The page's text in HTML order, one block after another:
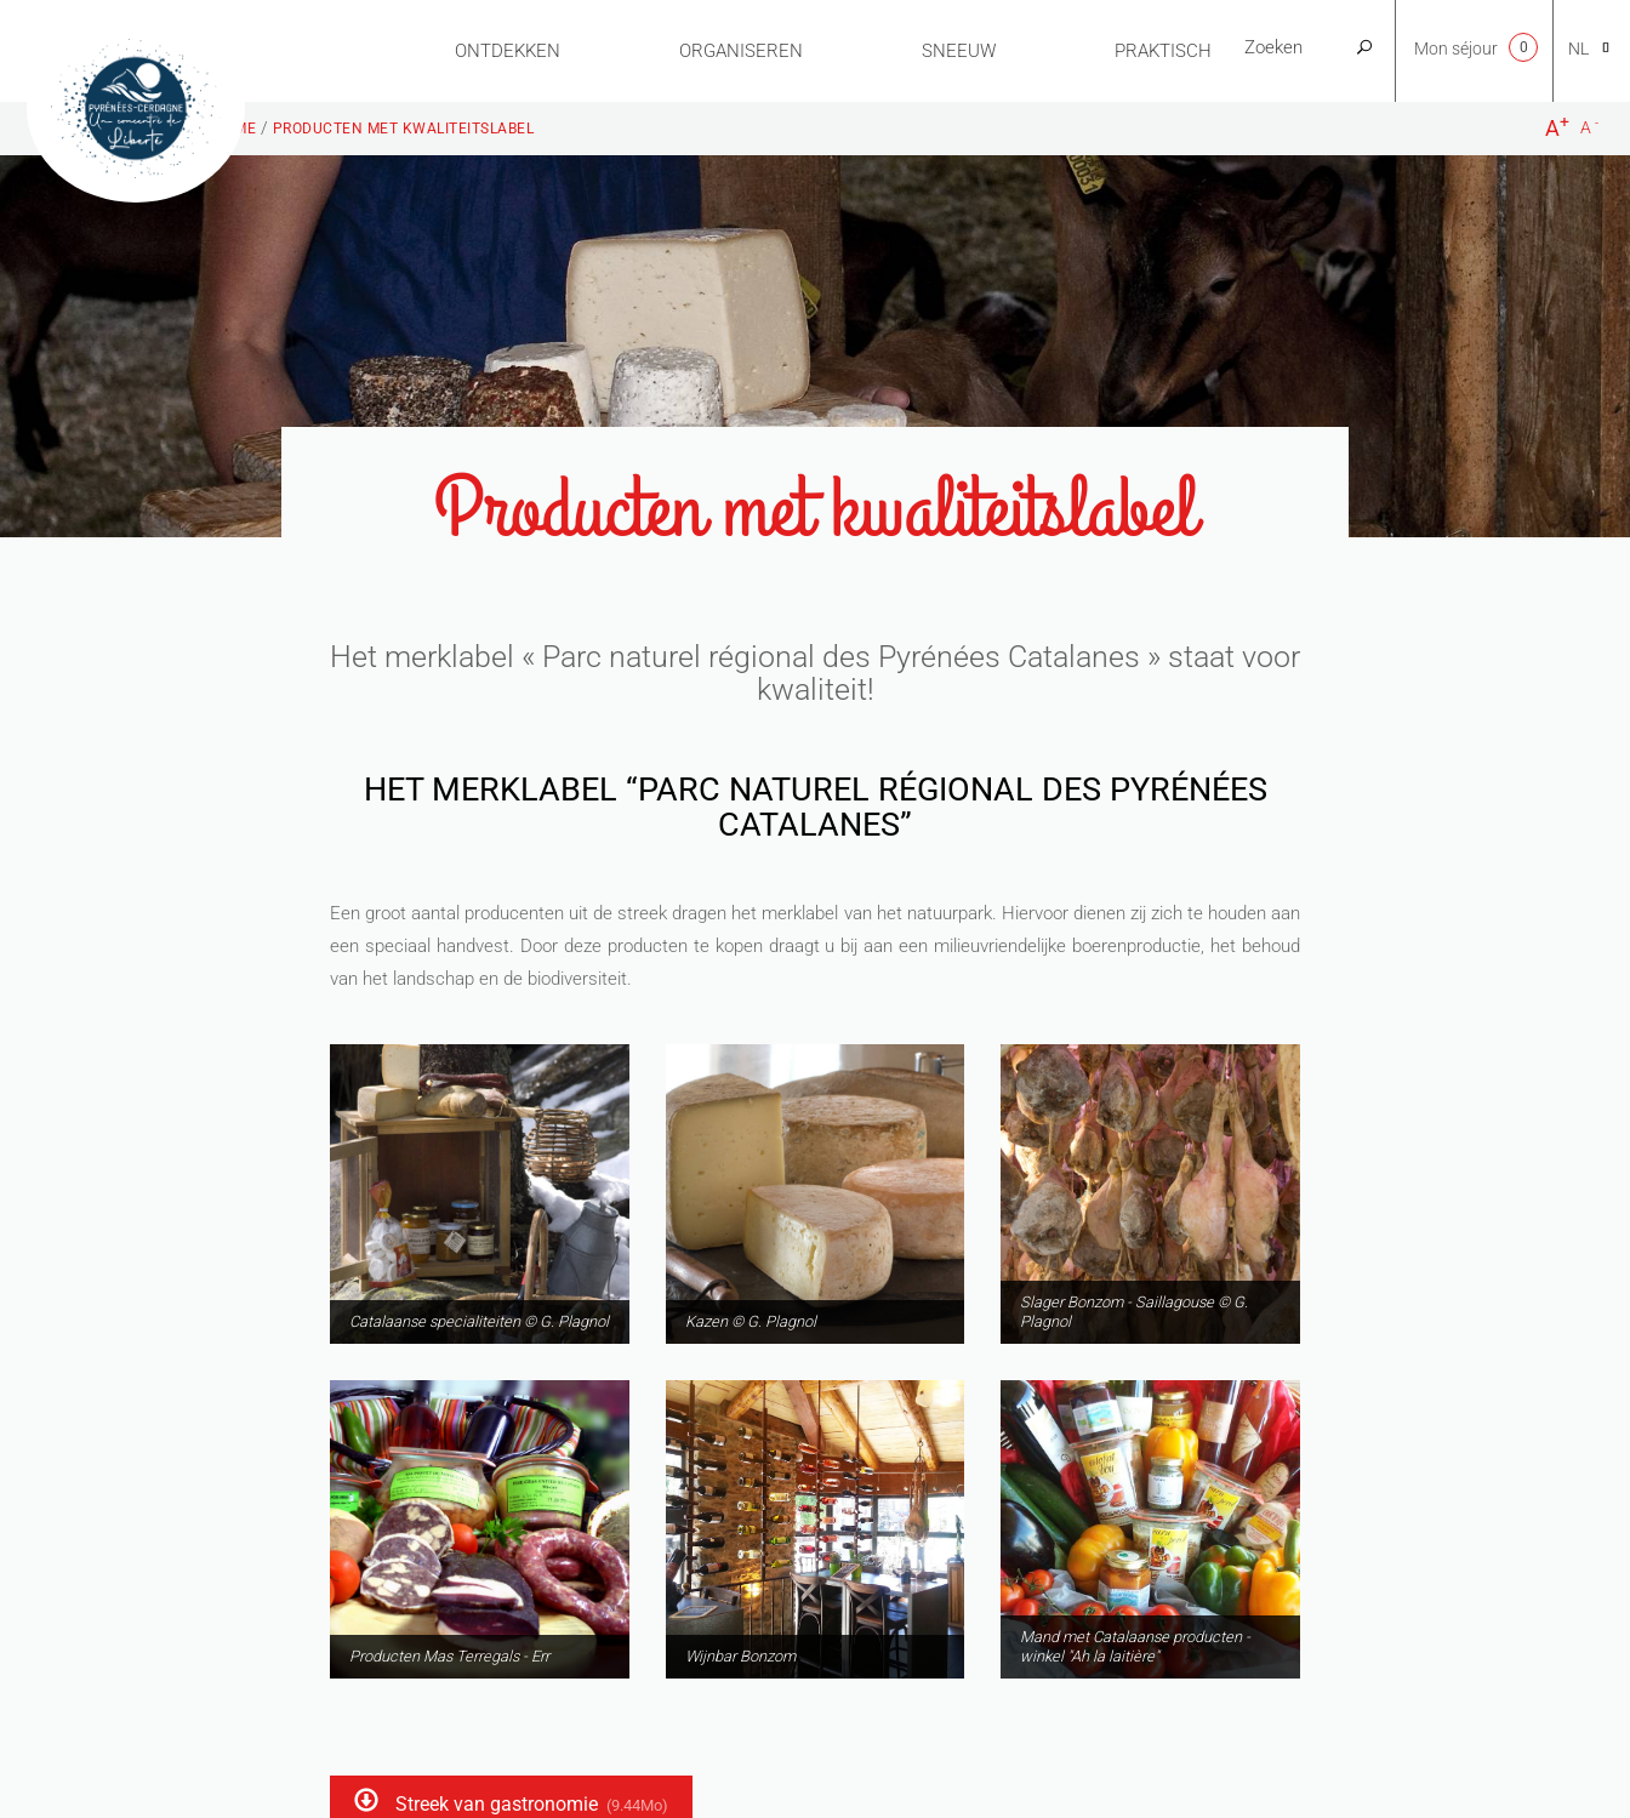
ONTDEKKEN ORGANISEREN SNEEUW PRAKTISCH NL
EN
FR
ES
Mon séjour 0
-
A
+
A
HOME / PRODUCTEN MET KWALITEITSLABEL
Producten met kwaliteitslabel
Het merklabel « Parc naturel régional des Pyrénées Catalanes » staat voor
kwaliteit!
HET MERKLABEL “PARC NATUREL RÉGIONAL DES PYRÉNÉES
CATALANES”
Een groot aantal producenten uit de streek dragen het merklabel van het natuurpark. Hiervoor dienen zij zich te houden aan
een speciaal handvest. Door deze producten te kopen draagt u bij aan een milieuvriendelijke boerenproductie, het behoud
van het landschap en de biodiversiteit.
Catalaanse specialiteiten © G. Plagnol Kazen © G. Plagnol
Slager Bonzom - Saillagouse © G.
Plagnol
Producten Mas Terregals - Err Wijnbar Bonzom
Mand met Catalaanse producten -
winkel "Ah la laitière"
Streek van gastronomie (9.44Mo)